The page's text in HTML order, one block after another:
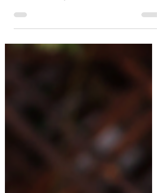
the features of...